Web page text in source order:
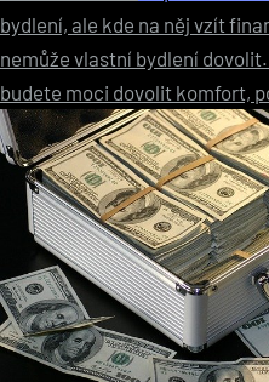
bydlení, ale kde na něj vzít
nemůže vlastní bydlení
budete moci dovolit komfort,